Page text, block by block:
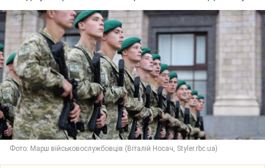
Фото: Марш військовослужбовців (Віталій Носач, Styler.rbc.ua)